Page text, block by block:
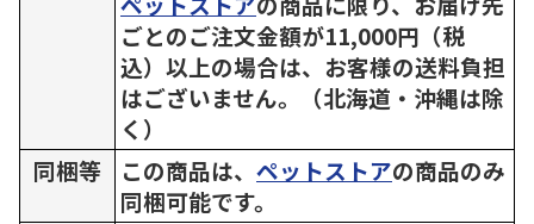
ごとのご注文金額が11,000円（税
込）以上の場合は、お客様の送料負担
はございません。（北海道・沖縄は除
く）
同梱等
この商品は、 ペットストアの商品のみ
同梱可能です。